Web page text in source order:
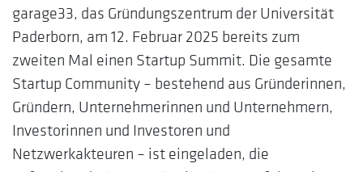
garage33, das Gründungszentrum der Universität
Paderborn, am 12. Februar 2025 bereits zum
zweiten Mal einen Startup Summit. Die gesamte
Startup Community – bestehend aus Gründerinnen,
Gründern, Unternehmerinnen und Unternehmern,
Investorinnen und Investoren und
Netzwerkakteuren – ist eingeladen, die